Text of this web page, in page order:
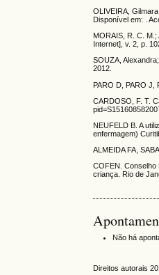
OLIVEIRA,
Disponível em: .
MORAIS, R. C.
Internet], v. 2, p.
SOUZA,
2012.
PARO D, PARO J,
CARDOSO, F. T.
NEUFELD B. A
enfermagem)
ALMEIDA FA,
COFEN. Conselho
criança. Rio de
Não há
Direitos autorais